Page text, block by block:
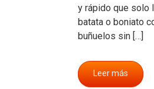
y rápido que solo
batata o boniato
buñuelos sin […]
Leer más